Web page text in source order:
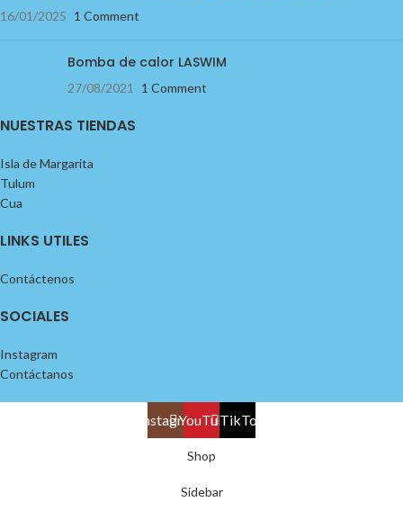
16/01/2025 1 Comment
Bomba de calor LASWIM
27/08/2021 1 Comment
NUESTRAS TIENDAS
Isla de Margarita
Tulum
Cua
LINKS UTILES
Contáctenos
SOCIALES
Instagram
Contáctanos
InstagramYouTubeTikTok
Shop
Sidebar